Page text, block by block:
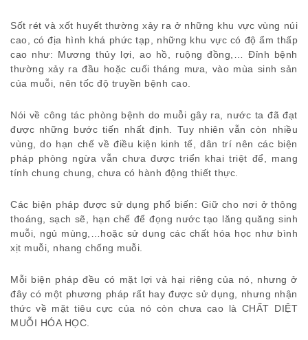
Sốt rét và xốt huyết thường xảy ra ở những khu vực vùng núi
cao, có địa hình khá phức tạp, những khu vực có độ ẩm thấp
cao như: Mương thủy lợi, ao hồ, ruộng đồng,… Đỉnh bệnh
thường xảy ra đầu hoặc cuối tháng mưa, vào mùa sinh sản
của muỗi, nên tốc độ truyền bệnh cao.
Nói về công tác phòng bệnh do muỗi gây ra, nước ta đã đạt
được những bước tiến nhất định. Tuy nhiên vẫn còn nhiều
vùng, do hạn chế về điều kiện kinh tế, dân trí nên các biện
pháp phòng ngừa vẫn chưa được triển khai triệt để, mang
tính chung chung, chưa có hành động thiết thực.
Các biện pháp được sử dụng phổ biến: Giữ cho nơi ở thông
thoáng, sạch sẽ, hạn chế để đọng nước tạo lăng quăng sinh
muỗi, ngủ mùng,…hoặc sử dụng các chất hóa học như bình
xịt muỗi, nhang chống muỗi.
Mỗi biện pháp đều có mặt lợi và hại riêng của nó, nhưng ở
đây có một phương pháp rất hay được sử dụng, nhưng nhận
thức về mặt tiêu cực của nó còn chưa cao là CHẤT DIỆT
MUỖI HÓA HỌC.